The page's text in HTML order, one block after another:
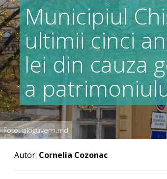
Municipiul
ultimii cinci
lei din cauza
a
Foto: bloguvern.md
Autor: Cornelia Cozonac